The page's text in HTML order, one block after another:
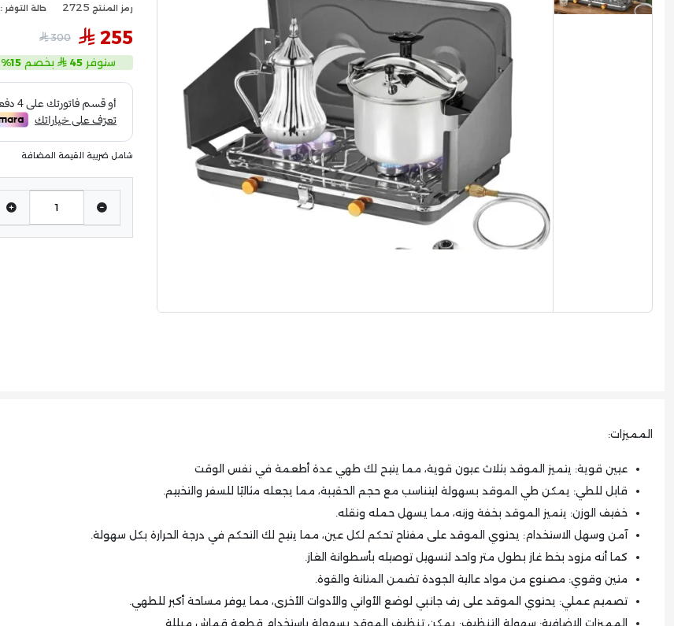
رمز المنتج 2725 حالة التوفر :
255
300
ستوفر 45 بخصم 15%
شامل ضريبة القيمة المضافة
المميزات:
عيين قوية: يتميز الموقد بثلاث عيون قوية، مما يتيح لك طهي عدة أطعمة في نفس الوقت
قابل للطي: يمكن طي الموقد بسهولة ليتناسب مع حجم الحقيبة، مما يجعله مثاليًا للسفر والتخييم.
خفيف الوزن: يتميز الموقد بخفة وزنه، مما يسهل حمله ونقله.
آمن وسهل الاستخدام: يحتوي الموقد على مفتاح تحكم لكل عين، مما يتيح لك التحكم في درجة الحرارة بكل سهولة.
كما أنه مزود بخط غاز بطول متر واحد لتسهيل توصيله بأسطوانة الغاز.
متين وقوي: مصنوع من مواد عالية الجودة تضمن المتانة والقوة.
تصميم عملي: يحتوي الموقد على رف جانبي لوضع الأواني والأدوات الأخرى، مما يوفر مساحة أكبر للطهي.
المميزات الإضافية: سهولة التنظيف: يمكن تنظيف الموقد بسهولة باستخدام قطعة قماش مبللة.